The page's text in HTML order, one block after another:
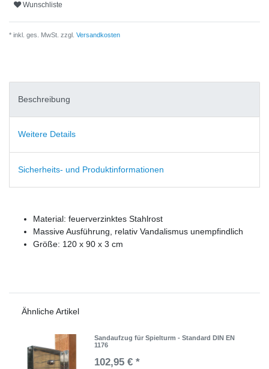
Wunschliste
* inkl. ges. MwSt. zzgl. Versandkosten
Beschreibung
Weitere Details
Sicherheits- und Produktinformationen
Material: feuerverzinktes Stahlrost
Massive Ausführung, relativ Vandalismus unempfindlich
Größe: 120 x 90 x 3 cm
Ähnliche Artikel
Sandaufzug für Spielturm - Standard DIN EN
1176
102,95 € *